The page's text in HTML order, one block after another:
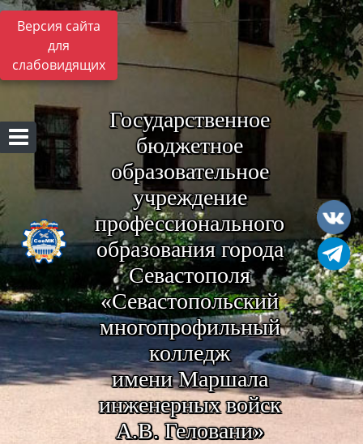
Версия сайта
для
слабовидящих
Государственное
бюджетное
образовательное
учреждение
профессионального
образования города
Севастополя
«Севастопольский
многопрофильный
колледж
имени Маршала
инженерных войск
А.В. Геловани»